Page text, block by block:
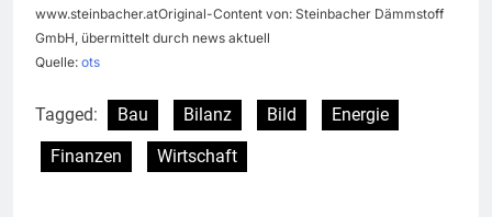
www.steinbacher.atOriginal-Content von: Steinbacher Dämmstoff
GmbH, übermittelt durch news aktuell
Quelle: ots
Tagged: Bau Bilanz Bild
Energie
Finanzen
Wirtschaft